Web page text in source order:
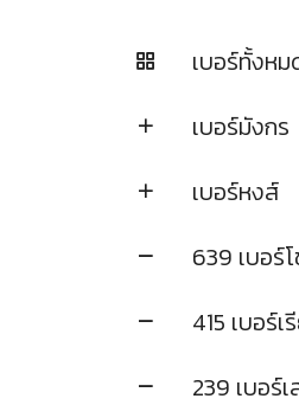
เบอร์ทั้งหม
เบอร์มังกร
เบอร์หงส์
639 เบอร์
415 เบอร์เ
239 เบอร์